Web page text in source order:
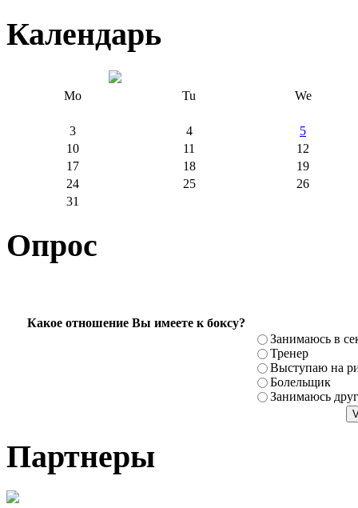
Календарь
Mo Tu We
3 4
5
10
11
12
17
18
19
24
25
26
31
Опрос
Какое отношение Вы имеете к боксу?
Занимаюсь в
Тренер
Выступаю на
Болельщик
Занимаюсь
Партнеры